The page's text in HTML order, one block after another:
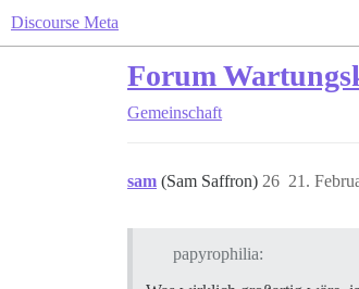
Discourse Meta
Forum
Gemeinschaft
sam (Sam Saffron) 21.
26
papyrophilia: